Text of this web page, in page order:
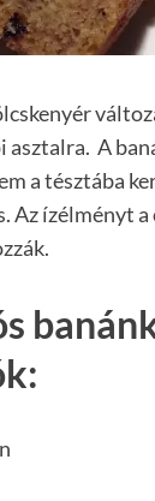
asztalra. A
a tésztába
Az ízélményt